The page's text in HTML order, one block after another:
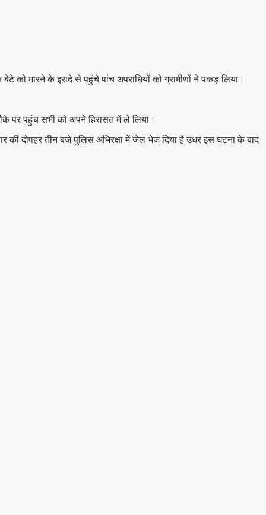
को मारने के इरादे से पहुंचे पांच अपराधियों को ग्रामीणों ने पकड़ लिया।
पर पहुंच सभी को अपने हिरासत में ले लिया।
दोपहर तीन बजे पुलिस अभिरक्षा में जेल भेज दिया है उधर इस घटना के बाद